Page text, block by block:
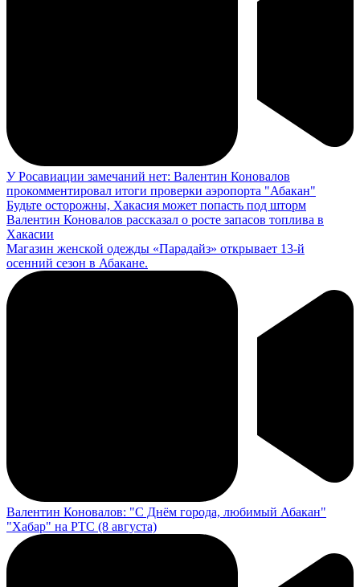
У Росавиации замечаний нет: Валентин Коновалов
прокомментировал итоги проверки аэропорта "Абакан"
Будьте осторожны, Хакасия может попасть под шторм
Валентин Коновалов рассказал о росте запасов топлива в
Хакасии
Магазин женской одежды «Парадайз» открывает 13-й
осенний сезон в Абакане.
Валентин Коновалов: "С Днём города, любимый Абакан"
"Хабар" на РТС (8 августа)